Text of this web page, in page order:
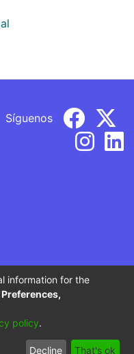
Síguenos
de Educación
inspección y vigilancia
Nacional.
User Send
information for the
policy.
Decline That's ok